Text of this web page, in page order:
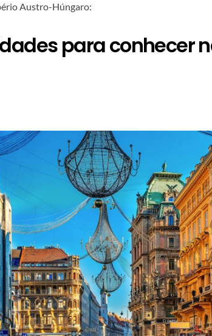
Austro-Húngaro:
para conhecer